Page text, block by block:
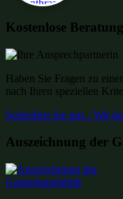
Kostenlose Beratung
Haben Sie Fragen zu
nach Ihren speziellen
Schreiben Sie uns - Wir
Auszeichnung der